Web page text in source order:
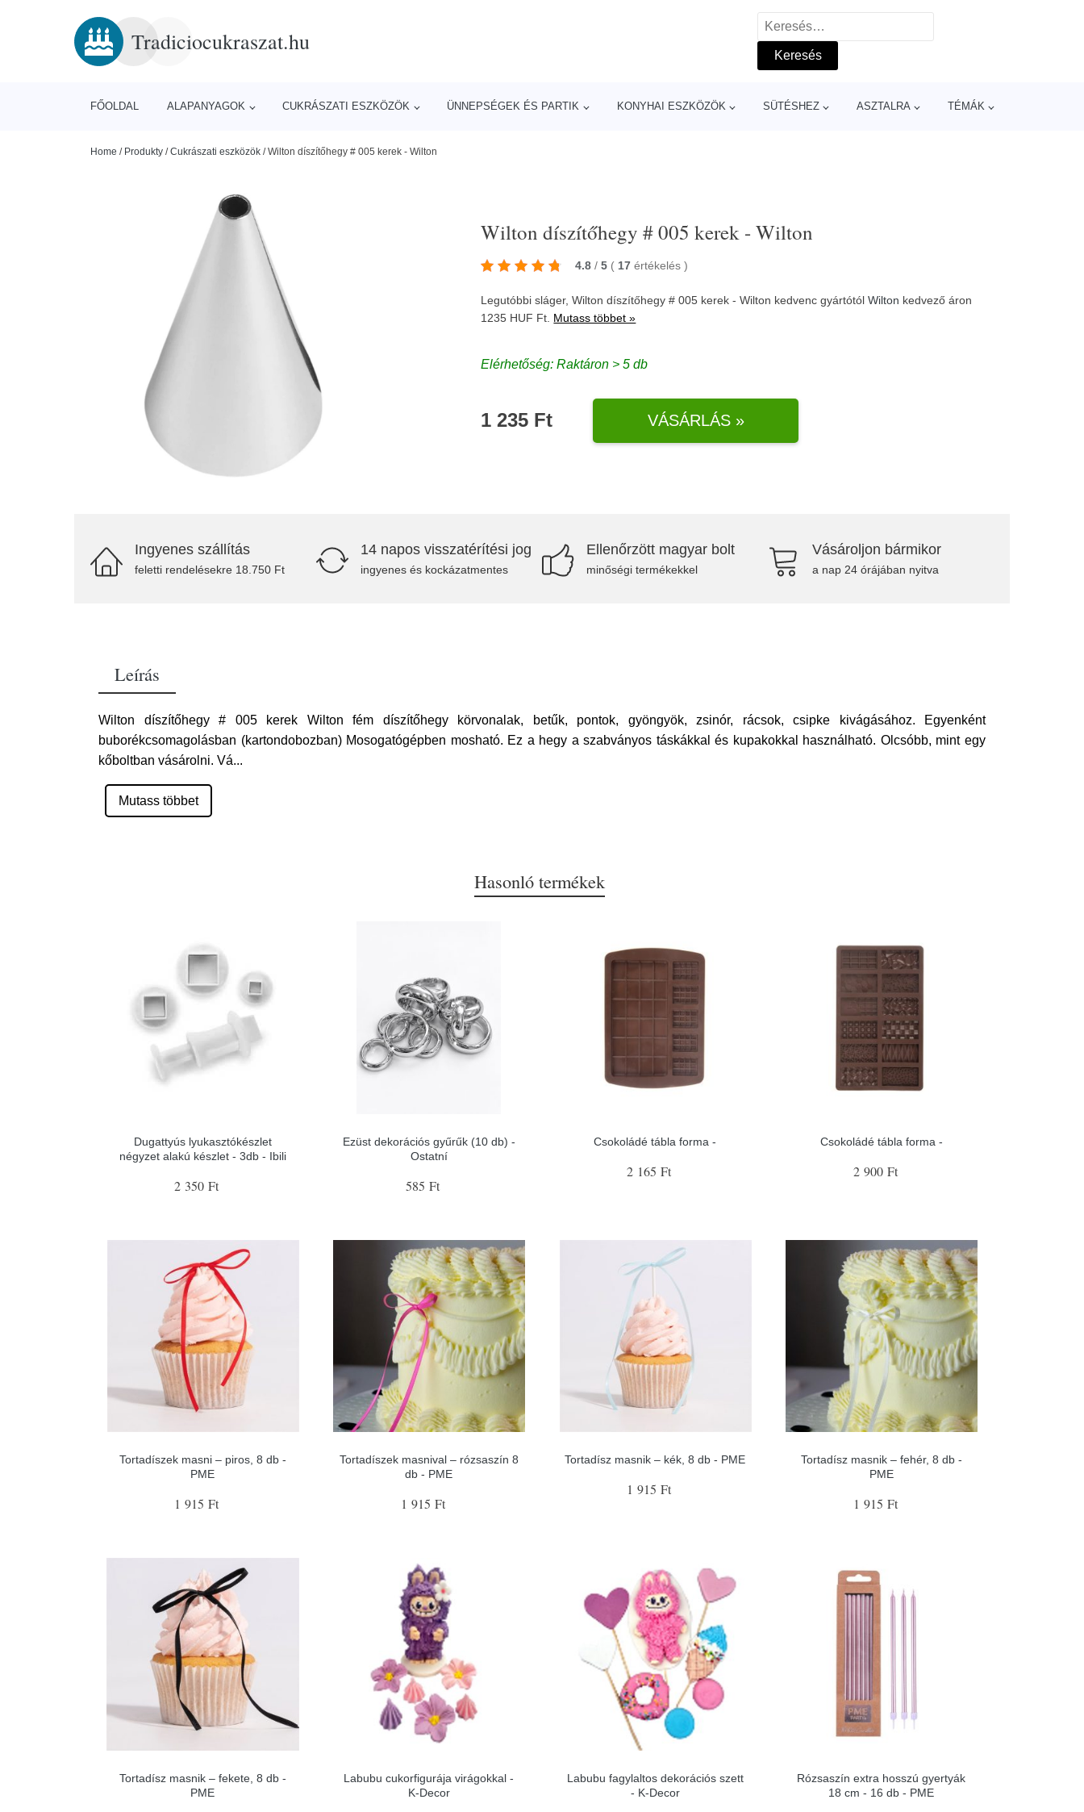
Tradiciocukraszat.hu
Keresés:
FŐOLDAL ALAPANYAGOK CUKRÁSZATI ESZKÖZÖK ÜNNEPSÉGEK ÉS PARTIK KONYHAI ESZKÖZÖK SÜTÉSHEZ ASZTALRA TÉMÁK
Home / Produkty /Cukrászati eszközök /Wilton díszítőhegy # 005 kerek - Wilton
Wilton díszítőhegy # 005 kerek - Wilton
4.8 / 5 ( 17 értékelés)
Legutóbbi sláger, Wilton díszítőhegy # 005 kerek - Wilton kedvenc gyártótólWilton kedvező áron
1235 HUF Ft. Mutass többet »
Elérhetőség: Raktáron > 5 db
1 235 Ft VÁSÁRLÁS »
Ingyenes szállítás
feletti rendelésekre 18.750 Ft
14 napos visszatérítési jog
ingyenes és kockázatmentes
Ellenőrzött magyar bolt
minőségi termékekkel
Vásároljon bármikor
a nap 24 órájában nyitva
Leírás
Wilton díszítőhegy # 005 kerek Wilton fém díszítőhegy körvonalak, betűk, pontok, gyöngyök, zsinór, rácsok, csipke kivágásához. Egyenként
buborékcsomagolásban (kartondobozban) Mosogatógépben mosható. Ez a hegy a szabványos táskákkal és kupakokkal használható. Olcsóbb, mint egy
kőboltban vásárolni. Vá...
Mutass többet
Hasonló termékek
Dugattyús lyukasztókészlet
négyzet alakú készlet - 3db - Ibili
2 350 Ft
Ezüst dekorációs gyűrűk (10 db) -
Ostatní
585 Ft
Csokoládé tábla forma -
2 165 Ft
Csokoládé tábla forma -
2 900 Ft
Tortadíszek masni – piros, 8 db -
PME
1 915 Ft
Tortadíszek masnival – rózsaszín 8
db - PME
1 915 Ft
Tortadísz masnik – kék, 8 db - PME
1 915 Ft
Tortadísz masnik – fehér, 8 db -
PME
1 915 Ft
Tortadísz masnik – fekete, 8 db -
PME
Labubu cukorfigurája virágokkal -
K-Decor
Labubu fagylaltos dekorációs szett
- K-Decor
Rózsaszín extra hosszú gyertyák
18 cm - 16 db - PME